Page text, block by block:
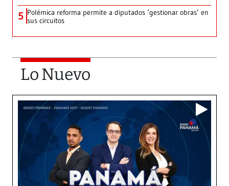
5 Polémica reforma permite a diputados ‘gestionar obras’ en
sus circuitos
Lo Nuevo